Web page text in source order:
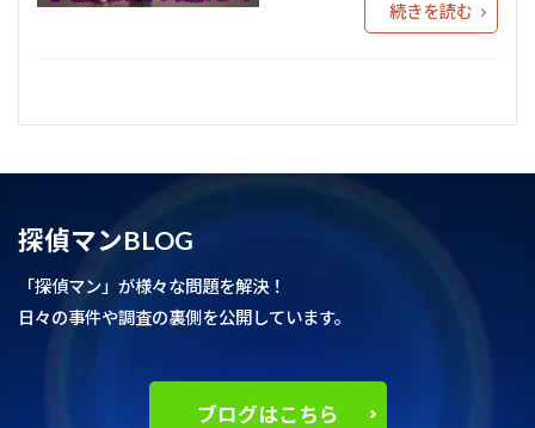
続きを読む
探偵マンBLOG
「探偵マン」が様々な問題を解決！
日々の事件や調査の裏側を公開しています。
ブログはこちら